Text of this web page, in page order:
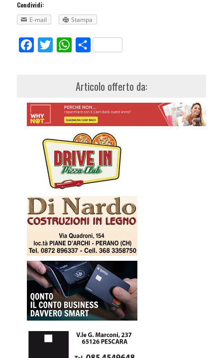
Condividi:
E-mail
Stampa
FacebookTwitterWhatsApp
Share
Articolo offerto da: